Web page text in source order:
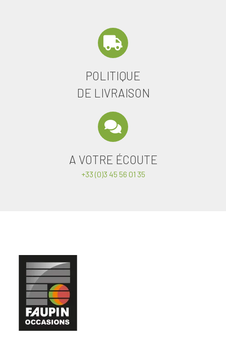
POLITIQUE
DE LIVRAISON
A VOTRE ÉCOUTE
+33 (0)3 45 56 01 35